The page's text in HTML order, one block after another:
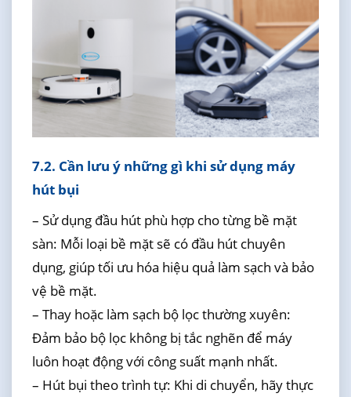
7.2. Cần lưu ý những gì khi sử dụng máy
hút bụi
– Sử dụng đầu hút phù hợp cho từng bề mặt
sàn: Mỗi loại bề mặt sẽ có đầu hút chuyên
dụng, giúp tối ưu hóa hiệu quả làm sạch và bảo
vệ bề mặt.
– Thay hoặc làm sạch bộ lọc thường xuyên:
Đảm bảo bộ lọc không bị tắc nghẽn để máy
luôn hoạt động với công suất mạnh nhất.
– Hút bụi theo trình tự: Khi di chuyển, hãy thực